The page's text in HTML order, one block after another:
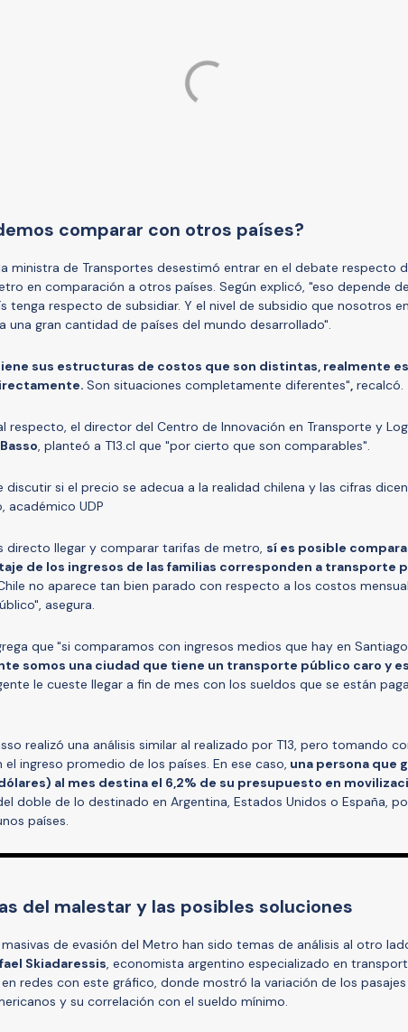
comparar con otros países?
ministra de Transportes desestimó entrar en el debate respecto
en comparación a otros países. Según explicó, "eso depende
tenga respecto de subsidiar. Y el nivel de subsidio que nosotros
una gran cantidad de países del mundo desarrollado".
sus estructuras de costos que son distintas, realmente
Son situaciones completamente diferentes", recalcó.
respecto, el director del Centro de Innovación en Transporte y
, planteó a T13.cl que "por cierto que son comparables".
discutir si el precio se adecua a la realidad chilena y las cifras
académico UDP
directo llegar y comparar tarifas de metro, sí es posible
de los ingresos de las familias corresponden a transporte
no aparece tan bien parado con respecto a los costos
asegura.
que "si comparamos con ingresos medios que hay en
somos una ciudad que tiene un transporte público caro y
le cueste llegar a fin de mes con los sueldos que se están
realizó una análisis similar al realizado por T13, pero tomando
ingreso promedio de los países. En ese caso, una persona que
al mes destina el 6,2% de su presupuesto en
doble de lo destinado en Argentina, Estados Unidos o España,
países.
del malestar y las posibles soluciones
de evasión del Metro han sido temas de análisis al otro
Skiadaressis, economista argentino especializado en
redes con este gráfico, donde mostró la variación de los pasajes
y su correlación con el sueldo mínimo.